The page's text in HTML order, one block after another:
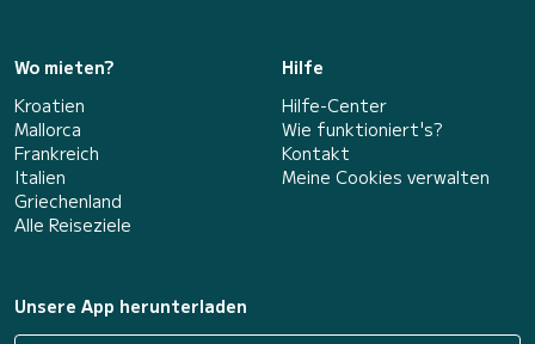
Wo mieten?
Kroatien
Mallorca
Frankreich
Italien
Griechenland
Alle Reiseziele
Hilfe
Hilfe-Center
Wie funktioniert's?
Kontakt
Meine Cookies verwalten
Unsere App herunterladen